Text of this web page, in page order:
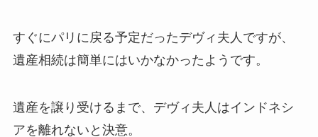
すぐにパリに戻る予定だったデヴィ夫人ですが、
遺産相続は簡単にはいかなかったようです。
遺産を譲り受けるまで、デヴィ夫人はインドネシ
アを離れないと決意。